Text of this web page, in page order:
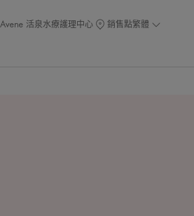
Avene 活泉水療護理中心 銷售點繁體